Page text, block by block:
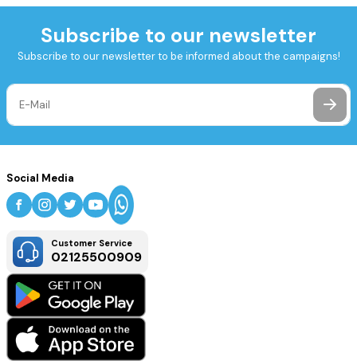
Subscribe to our newsletter
Subscribe to our newsletter to be informed about the campaigns!
Social Media
Customer Service
02125500909